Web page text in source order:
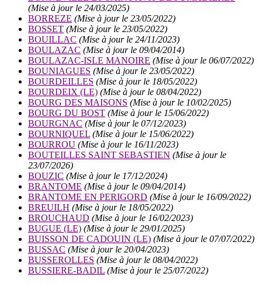
(Mise à jour le 24/03/2025)
BORREZE (Mise à jour le 23/05/2022)
BOSSET (Mise à jour le 23/05/2022)
BOUILLAC (Mise à jour le 24/11/2023)
BOULAZAC (Mise à jour le 09/04/2014)
BOULAZAC-ISLE MANOIRE (Mise à jour le 06/07/2022)
BOUNIAGUES (Mise à jour le 23/05/2022)
BOURDEILLES (Mise à jour le 18/05/2022)
BOURDEIX (LE) (Mise à jour le 08/04/2022)
BOURG DES MAISONS (Mise à jour le 10/02/2025)
BOURG DU BOST (Mise à jour le 15/06/2022)
BOURGNAC (Mise à jour le 07/12/2023)
BOURNIQUEL (Mise à jour le 15/06/2022)
BOURROU (Mise à jour le 16/11/2023)
BOUTEILLES SAINT SEBASTIEN (Mise à jour le
23/07/2026)
BOUZIC (Mise à jour le 17/12/2024)
BRANTOME (Mise à jour le 09/04/2014)
BRANTOME EN PERIGORD (Mise à jour le 16/09/2022)
BREUILH (Mise à jour le 18/05/2022)
BROUCHAUD (Mise à jour le 16/02/2023)
BUGUE (LE) (Mise à jour le 29/01/2025)
BUISSON DE CADOUIN (LE) (Mise à jour le 07/07/2022)
BUSSAC (Mise à jour le 20/04/2023)
BUSSEROLLES (Mise à jour le 08/04/2022)
BUSSIERE-BADIL (Mise à jour le 25/07/2022)